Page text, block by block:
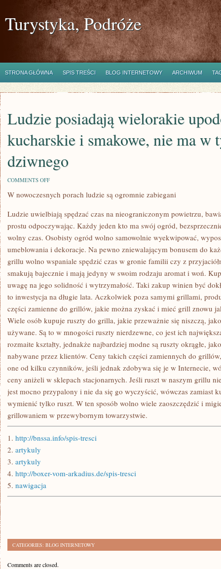
Turystyka, Podróże
STRONA GŁÓWNA SPIS TREŚCI BLOG INTERNETOWY ARCHIWUM
Ludzie posiadają wielorakie
kucharskie i smakowe, nie ma w
dziwnego
COMMENTS OFFON
POSIADAJĄ
WIELORAKIE
KUCHARSKIE
I
SMAKOWE,
NIE
MA
W
TYM
DZIWNEGO
W nowoczesnych porach ludzie są ogromnie zabiegani
Ludzie uwielbiają spędzać czas na nieograniczonym powietrzu,
prostu odpoczywając. Każdy jeden kto ma swój ogród,
wolny czas. Osobisty ogród wolno samowolnie wyekwipować,
umeblowania i dekoracje. Na pewno zniewalającym bonusem do
grillu wolno wspaniale spędzić czas w gronie familii czy z
smakują bajecznie i mają jedyny w swoim rodzaju aromat i woń.
uwagę na jego solidność i wytrzymałość. Taki zakup winien być
to inwestycja na długie lata. Aczkolwiek poza samymi grillami,
części zamienne do grillów, jakie można zyskać i mieć grill znowu
Wiele osób kupuje ruszty do grilla, jakie przeważnie się niszczą,
używane. Są to w mnogości ruszty nierdzewne, co jest ich
rozmaite kształty, jednakże najbardziej modne są ruszty okrągłe,
nabywane przez klientów. Ceny takich części zamiennych do
one od kilku czynników, jeśli jednak zdobywa się je w Internecie,
ceny aniżeli w sklepach stacjonarnych. Jeśli ruszt w naszym grillu
jest mocno przypalony i nie da się go wyczyścić, wówczas zamiast
wymienić tylko ruszt. W ten sposób wolno wiele zaoszczędzić i
grillowaniem w przewybornym towarzystwie.
1. http://bnssa.info/spis-tresci
2. artykuly
3. artykuly
4. http://boxer-vom-arkadius.de/spis-tresci
5. nawigacja
CATEGORIES: BLOG INTERNETOWY
Comments are closed.